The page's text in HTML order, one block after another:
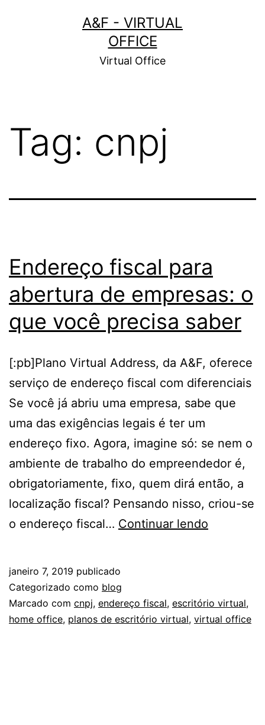
A&F - VIRTUAL
OFFICE
Virtual Office
Tag: cnpj
Endereço fiscal para
abertura de empresas: o
que você precisa saber
[:pb]Plano Virtual Address, da A&F, oferece
serviço de endereço fiscal com diferenciais
Se você já abriu uma empresa, sabe que
uma das exigências legais é ter um
endereço fixo. Agora, imagine só: se nem o
ambiente de trabalho do empreendedor é,
obrigatoriamente, fixo, quem dirá então, a
localização fiscal? Pensando nisso, criou-se
o endereço fiscal… Continuar lendo
de
empresas:
janeiro 7, 2019 publicado
Categorizado como blog
Marcado com cnpj, endereço fiscal, escritório virtual,
home office, planos de escritório virtual, virtual office